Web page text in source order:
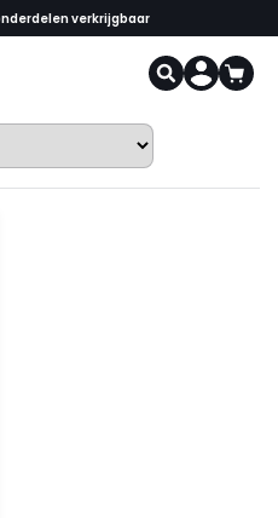
verkrijgbaar